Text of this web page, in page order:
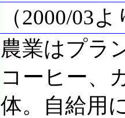
（2000/03
農業はプラ
コーヒー、
体。自給用